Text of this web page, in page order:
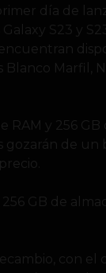
día de
S23 y
Marfil,
RAM y 256
gozarán de
GB de
con el